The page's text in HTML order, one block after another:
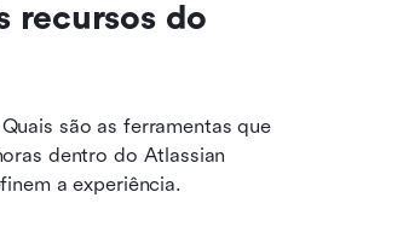
recursos do
são as ferramentas que
dentro do Atlassian
a experiência.